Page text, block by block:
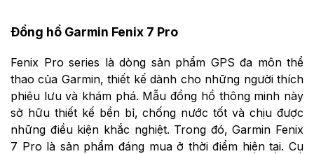
Đồng hồ Garmin Fenix 7 Pro
Fenix Pro series là dòng sản phẩm GPS đa môn thể
thao của Garmin, thiết kế dành cho những người thích
phiêu lưu và khám phá. Mẫu đồng hồ thông minh này
sở hữu thiết kế bền bỉ, chống nước tốt và chịu được
những điều kiện khắc nghiệt. Trong đó, Garmin Fenix
7 Pro là sản phẩm đáng mua ở thời điểm hiện tại. Cụ